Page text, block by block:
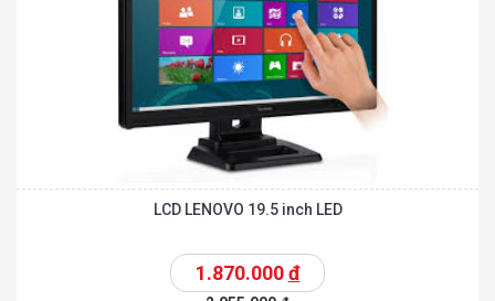
LCD LENOVO 19.5 inch LED
1.870.000đ